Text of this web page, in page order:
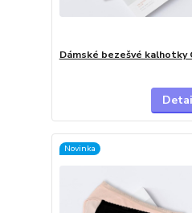
Dámské bezešvé kalhotky
Novinka